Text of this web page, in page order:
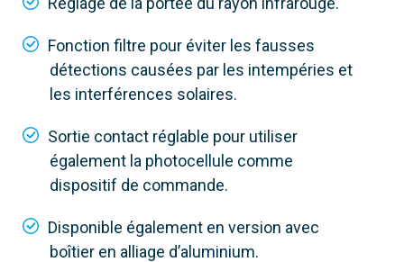
DXR20SAP
Caractéristique principale
Portée
Fonction filtre pour éviter les fausses
détections causées par les intempéries et
les interférences solaires.
Sortie contact réglable pour utiliser
également la photocellule comme
dispositif de commande.
Disponible également en version avec
boîtier en alliage d’aluminium.